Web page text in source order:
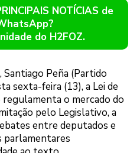
NOTÍCIAS de
do H2FOZ.
Santiago Peña (Partido
sexta-feira (13), a Lei de
o mercado do
pelo Legislativo, a
entre deputados e
parlamentares